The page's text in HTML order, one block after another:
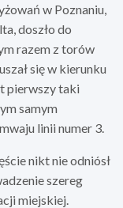
w Poznaniu,
doszło do
razem z torów
się w kierunku
pierwszy taki
samym
linii numer 3.
nikt nie odniósł
szereg
miejskiej.